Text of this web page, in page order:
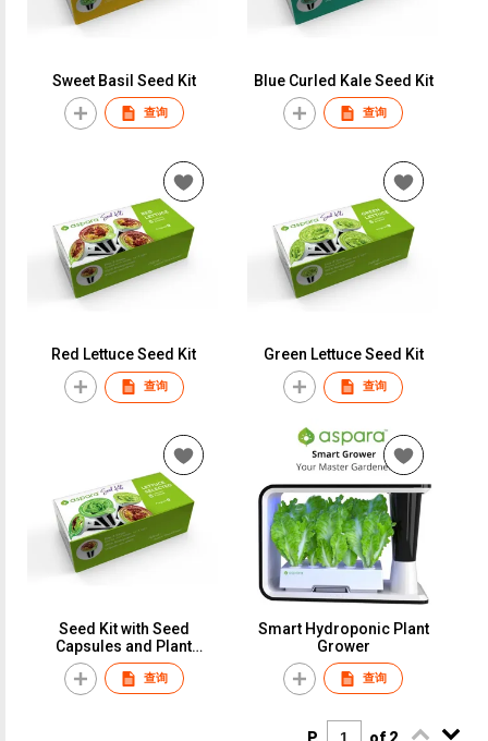
Sweet Basil Seed Kit
查询
Blue Curled Kale Seed Kit
查询
Red Lettuce Seed Kit
查询
Green Lettuce Seed Kit
查询
Seed Kit with Seed
Capsules and Plant
Nutrient Packs
查询
Smart Hydroponic Plant
Grower
查询